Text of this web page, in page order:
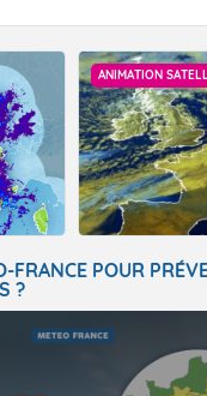
ANIMATION
FRANCE POUR
?